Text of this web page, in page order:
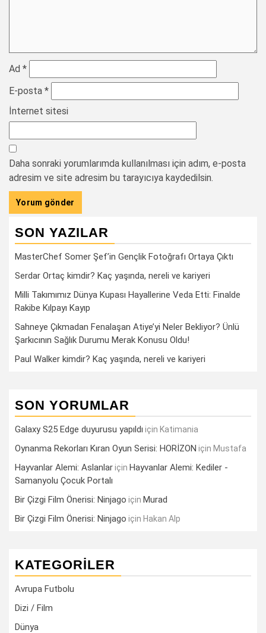
Ad *
E-posta *
İnternet sitesi
Daha sonraki yorumlarımda kullanılması için adım, e-posta
adresim ve site adresim bu tarayıcıya kaydedilsin.
SON YAZILAR
MasterChef Somer Şef’in Gençlik Fotoğrafı Ortaya Çıktı
Serdar Ortaç kimdir? Kaç yaşında, nereli ve kariyeri
Milli Takımımız Dünya Kupası Hayallerine Veda Etti: Finalde
Rakibe Kılpayı Kayıp
Sahneye Çıkmadan Fenalaşan Atiye’yi Neler Bekliyor? Ünlü
Şarkıcının Sağlık Durumu Merak Konusu Oldu!
Paul Walker kimdir? Kaç yaşında, nereli ve kariyeri
SON YORUMLAR
Galaxy S25 Edge duyurusu yapıldı için Katimania
Oynanma Rekorları Kıran Oyun Serisi: HORİZON için Mustafa
Hayvanlar Alemi: Aslanlariçin Hayvanlar Alemi: Kediler -
Samanyolu Çocuk Portalı
Bir Çizgi Film Önerisi: Ninjago için Murad
Bir Çizgi Film Önerisi: Ninjago için Hakan Alp
KATEGORILER
Avrupa Futbolu
Dizi / Film
Dünya